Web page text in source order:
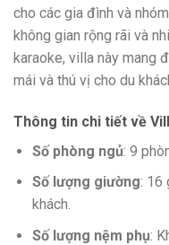
cho các gia đình và
không gian rộng rãi và
karaoke, villa này mang
mái và thú vị cho du
Thông tin chi tiết về
Số phòng ngủ: 9
Số lượng giường: 16
khách.
Số lượng nệm phụ: